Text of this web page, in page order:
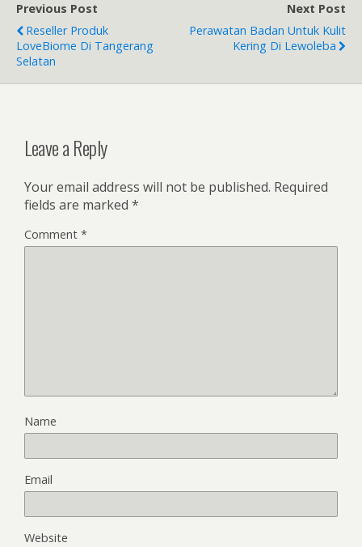
Previous Post
Reseller Produk
LoveBiome Di Tangerang
Selatan
Next Post
Perawatan Badan Untuk Kulit
Kering Di Lewoleba
Leave a Reply
Your email address will not be published. Required
fields are marked *
Comment *
Name
Email
Website